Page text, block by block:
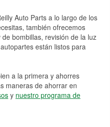
Auto Parts a lo largo de los
también ofrecemos
bombillas, revisión de la luz
están listos para
a la primera y ahorres
maneras de ahorrar en
y nuestro programa de